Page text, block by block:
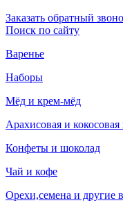
Заказать обратный
Поиск по сайту
Варенье
Наборы
Мёд и крем-мёд
Арахисовая и кокосовая
Конфеты и шоколад
Чай и кофе
Орехи,семена и другие